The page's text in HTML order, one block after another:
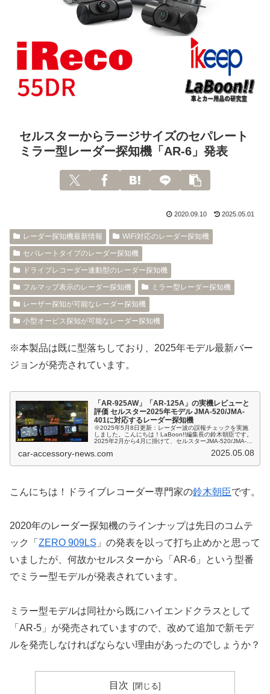
セルスターからラージサイズのセパレート
ミラー型レーダー探知機「AR-6」発表
2020.09.10 2025.05.01
レーダー探知機最新情報
WiFi対応のレーダー探知機
セパレートタイプのレーダー探知機
ドライブレコーダー連動型のレーダー探知機
フルマップ表示のレーダー探知機
ミラー型レーダー探知機
レーザー探知が可能なレーダー探知機
小型オービス探知が可能なレーダー探知機
※本製品は既に型落ちしており、2025年モデル最新バー
ジョンが発売されています。
「AR-925AW」「AR-125A」の実機レビューと
評価 セルスター2025年モデル JMA-520/JMA-
401に対応するレーダー探知機
※2025年5月8日更新：レーダー波の誤報チェックを実施
しました。こんにちは！LaBoon!!編集長の鈴木朝臣です。
2025年2月から4月に掛けて、セルスターJMA-520/JMA-
car-accessory-news.com 2025.05.08
こんにちは！ドライブレコーダー専門家の鈴木朝臣です。
2020年のレーダー探知機のラインナップは先日のコムテ
ック「 ZERO 909LS 」の発表を以って打ち止めかと思って
いましたが、何故かセルスターから「AR-6」という型番
でミラー型モデルが発表されています。
ミラー型モデルは同社から既にハイエンドクラスとして
「AR-5」が発売されていますので、改めて追加で新モデ
ルを発売しなければならない理由があったのでしょうか？
目次